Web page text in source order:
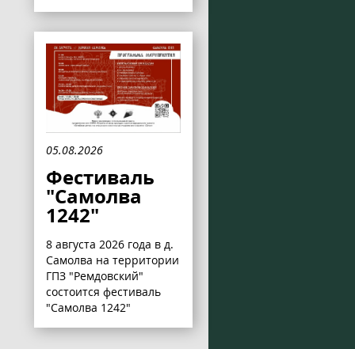
05.08.2026
Фестиваль
"Самолва
1242"
8 августа 2026 года в д.
Самолва на территории
ГПЗ "Ремдовский"
состоится фестиваль
"Самолва 1242"